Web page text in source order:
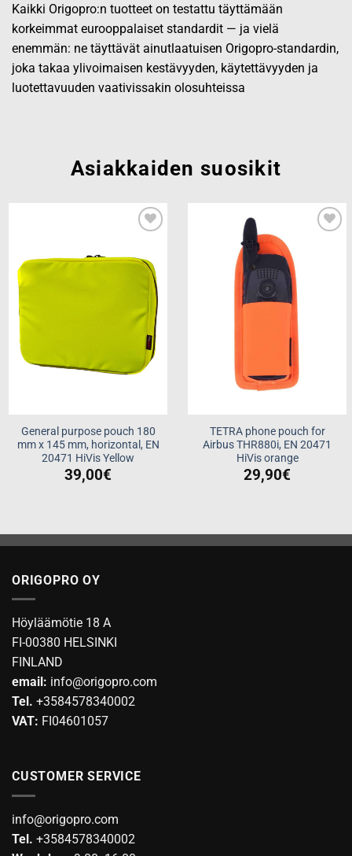
Kaikki Origopro:n tuotteet on testattu täyttämään
korkeimmat eurooppalaiset standardit — ja vielä
enemmän: ne täyttävät ainutlaatuisen Origopro-standardin,
joka takaa ylivoimaisen kestävyyden, käytettävyyden ja
luotettavuuden vaativissakin olosuhteissa
Asiakkaiden suosikit
General purpose pouch 180
mm x 145 mm, horizontal, EN
20471 HiVis Yellow
39,00€
TETRA phone pouch for
Airbus THR880i, EN 20471
HiVis orange
29,90€
ORIGOPRO OY
Höyläämötie 18 A
FI-00380 HELSINKI
FINLAND
email: info@origopro.com
Tel. +3584578340002
VAT: FI04601057
CUSTOMER SERVICE
info@origopro.com
Tel. +3584578340002